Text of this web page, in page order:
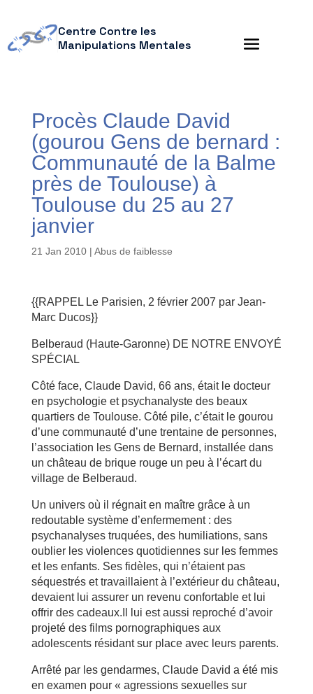
Centre Contre les
Manipulations Mentales
Procès Claude David
(gourou Gens de bernard :
Communauté de la Balme
près de Toulouse) à
Toulouse du 25 au 27
janvier
21 Jan 2010| Abus de faiblesse
{{RAPPEL Le Parisien, 2 février 2007 par Jean-
Marc Ducos}}
Belberaud (Haute-Garonne) DE NOTRE ENVOYÉ
SPÉCIAL
Côté face, Claude David, 66 ans, était le docteur
en psychologie et psychanalyste des beaux
quartiers de Toulouse. Côté pile, c’était le gourou
d’une communauté d’une trentaine de personnes,
l’association les Gens de Bernard, installée dans
un château de brique rouge un peu à l’écart du
village de Belberaud.
Un univers où il régnait en maître grâce à un
redoutable système d’enfermement : des
psychanalyses truquées, des humiliations, sans
oublier les violences quotidiennes sur les femmes
et les enfants. Ses fidèles, qui n’étaient pas
séquestrés et travaillaient à l’extérieur du château,
devaient lui assurer un revenu confortable et lui
offrir des cadeaux.Il lui est aussi reproché d’avoir
projeté des films pornographiques aux
adolescents résidant sur place avec leurs parents.
Arrêté par les gendarmes, Claude David a été mis
en examen pour « agressions sexuelles sur